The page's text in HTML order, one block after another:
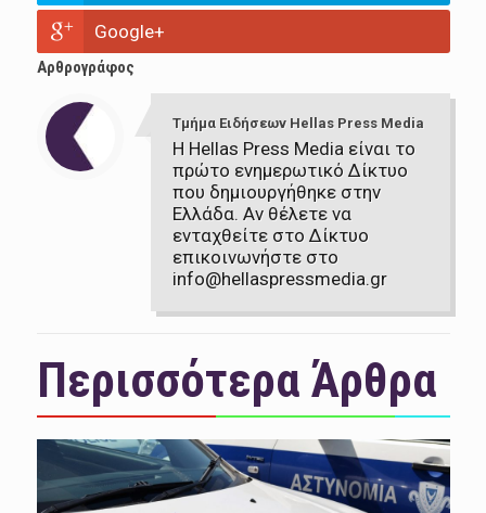
Google+
Αρθρογράφος
Τμήμα Ειδήσεων Hellas Press Media
Η Hellas Press Media είναι το
πρώτο ενημερωτικό Δίκτυο
που δημιουργήθηκε στην
Ελλάδα. Αν θέλετε να
ενταχθείτε στο Δίκτυο
επικοινωνήστε στο
info@hellaspressmedia.gr
Περισσότερα Άρθρα